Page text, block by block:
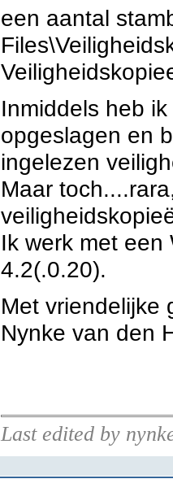
een aantal
Inmiddels heb
opgeslagen en
ingelezen
Maar
Ik werk met een
4.2(.0.20).
Met vriendelijke
Nynke van den
Last edited by